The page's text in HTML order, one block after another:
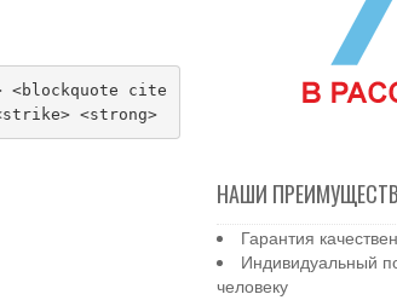
cite
<strong>
НАШИ
Гарантия
Индивидуальный
человеку